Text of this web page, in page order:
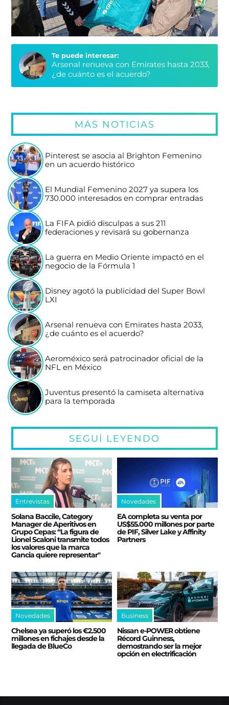
Te puede interesar:
Arsenal renueva con Emirates hasta 2033,
¿de cuánto es el acuerdo?
MÁS NOTICIAS
Pinterest se asocia al Brighton Femenino
en un acuerdo histórico
El Mundial Femenino 2027 ya supera los
730.000 interesados en comprar entradas
La FIFA pidió disculpas a sus 211
federaciones y revisará su gobernanza
La guerra en Medio Oriente impactó en el
negocio de la Fórmula 1
Disney agotó la publicidad del Super Bowl
LXI
Arsenal renueva con Emirates hasta 2033,
¿de cuánto es el acuerdo?
Aeroméxico será patrocinador oficial de la
NFL en México
Juventus presentó la camiseta alternativa
para la temporada
SEGUÍ LEYENDO
Entrevistas
Solana Baccile, Category
Manager de Aperitivos en
Grupo Cepas: “La figura de
Lionel Scaloni transmite todos
los valores que la marca
Gancia quiere representar"
Novedades
EA completa su venta por
US$55.000 millones por parte
de PIF, Silver Lake y Affinity
Partners
Novedades
Chelsea ya superó los €2.500
millones en fichajes desde la
llegada de BlueCo
Business
Nissan e‑POWER obtiene
Récord Guinness,
demostrando ser la mejor
opción en electrificación